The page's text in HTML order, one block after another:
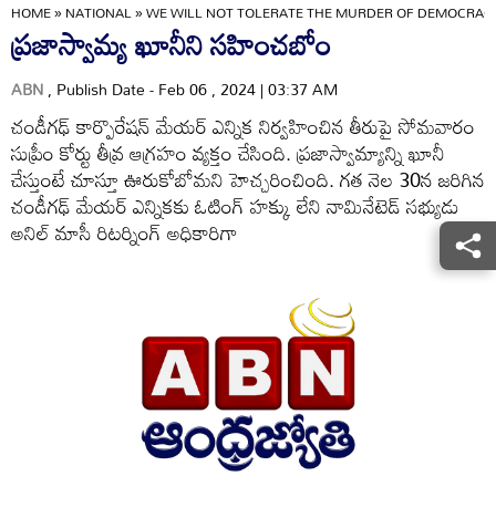
HOME»NATIONAL»WE WILL NOT TOLERATE THE MURDER OF
ప్రజాస్వామ్య ఖూనీని సహించబోం
ABN, Publish Date - Feb 06 , 2024 | 03:37 AM
చండీగఢ్‌ కార్పొరేషన్‌ మేయర్‌ ఎన్నిక నిర్వహించిన తీరుపై సోమవారం
సుప్రీం కోర్టు తీవ్ర ఆగ్రహం వ్యక్తం చేసింది. ప్రజాస్వామ్యాన్ని ఖూనీ
చేస్తుంటే చూస్తూ ఊరుకోబోమని హెచ్చరించింది. గత నెల 30న జరిగిన
చండీగఢ్‌ మేయర్‌ ఎన్నికకు ఓటింగ్‌ హక్కు లేని నామినేటెడ్‌ సభ్యుడు
అనిల్‌ మాసీ రిటర్నింగ్‌ అధికారిగా